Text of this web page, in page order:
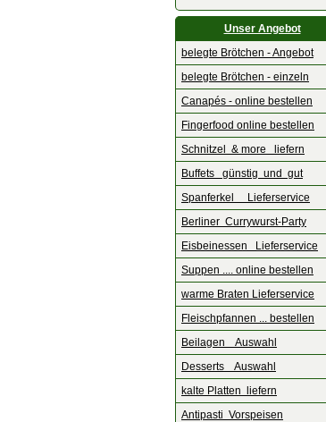
Unser Angebot
belegte Brötchen - Angebot
belegte Brötchen - einzeln
Canapés - online bestellen
Fingerfood online bestellen
Schnitzel & more liefern
Buffets günstig und gut
Spanferkel Lieferservice
Berliner Currywurst-Party
Eisbeinessen Lieferservice
Suppen .... online bestellen
warme Braten Lieferservice
Fleischpfannen ... bestellen
Beilagen Auswahl
Desserts Auswahl
kalte Platten liefern
Antipasti Vorspeisen